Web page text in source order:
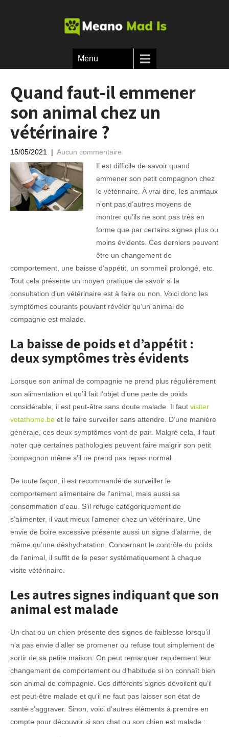
Menu
Quand faut-il emmener
son animal chez un
vétérinaire ?
15/05/2021 | Aucun commentaire
Il est difficile de savoir quand
emmener son petit compagnon chez
le vétérinaire. À vrai dire, les animaux
n’ont pas d’autres moyens de
montrer qu’ils ne sont pas très en
forme que par certains signes plus ou
moins évidents. Ces derniers peuvent
être un changement de
comportement, une baisse d’appétit, un sommeil prolongé, etc.
Tout cela présente un moyen pratique de savoir si la
consultation d’un vétérinaire est à faire ou non. Voici donc les
symptômes courants pouvant révéler qu’un animal de
compagnie est malade.
La baisse de poids et d’appétit :
deux symptômes très évidents
Lorsque son animal de compagnie ne prend plus régulièrement
son alimentation et qu’il fait l’objet d’une perte de poids
considérable, il est peut-être sans doute malade. Il faut visiter
vetathome.be et le faire surveiller sans attendre. D’une manière
générale, ces deux symptômes vont de pair. Malgré cela, il faut
noter que certaines pathologies peuvent faire maigrir son petit
compagnon même s’il ne prend pas repas normal.
De toute façon, il est recommandé de surveiller le
comportement alimentaire de l’animal, mais aussi sa
consommation d’eau. S’il refuge catégoriquement de
s’alimenter, il vaut mieux l’amener chez un vétérinaire. Une
envie de boire excessive présente aussi un signe d’alarme, de
même qu’une déshydratation. Concernant le contrôle du poids
de l’animal, il suffit de le peser systématiquement à chaque
visite vétérinaire.
Les autres signes indiquant que son
animal est malade
Un chat ou un chien présente des signes de faiblesse lorsqu’il
n’a pas envie d’aller se promener ou refuse tout simplement de
sortir de sa petite maison. On peut remarquer rapidement leur
changement de comportement ou d’habitude si on connaît bien
son animal de compagnie. Ces différents signes dévoilent qu’il
est peut-être malade et qu’il ne faut pas laisser son état de
santé s’aggraver. Sinon, voici d’autres éléments à prendre en
compte pour découvrir si son chat ou son chien est malade :